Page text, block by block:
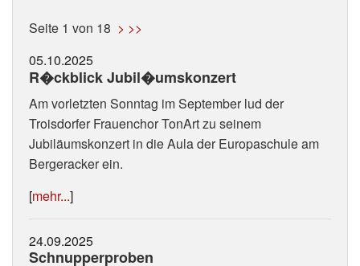
Seite 1 von 18 > >>
05.10.2025
R�ckblick Jubil�umskonzert
Am vorletzten Sonntag im September lud der
Troisdorfer Frauenchor TonArt zu seinem
Jubiläumskonzert in die Aula der Europaschule am
Bergeracker ein.
[mehr...]
24.09.2025
Schnupperproben